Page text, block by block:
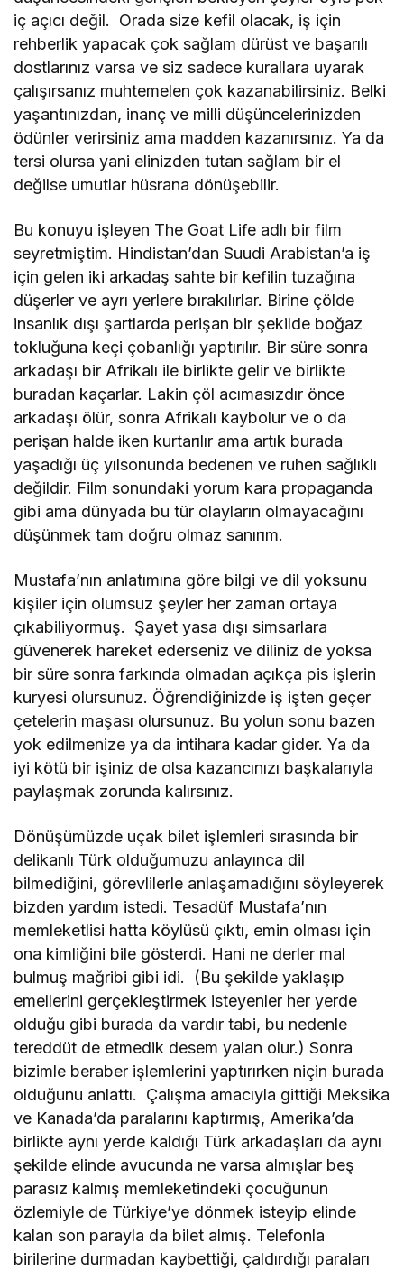
Ferhat Çetinoğlu
"Bir Gün, Bir Ömür: Emeklilikte Adalet"
iç açıcı değil. Orada size kefil olacak, iş için
rehberlik yapacak çok sağlam dürüst ve başarılı
dostlarınız varsa ve siz sadece kurallara uyarak
çalışırsanız muhtemelen çok kazanabilirsiniz. Belki
yaşantınızdan, inanç ve milli düşüncelerinizden
ödünler verirsiniz ama madden kazanırsınız. Ya da
tersi olursa yani elinizden tutan sağlam bir el
değilse umutlar hüsrana dönüşebilir.
Bu konuyu işleyen The Goat Life adlı bir film
seyretmiştim. Hindistan’dan Suudi Arabistan’a iş
için gelen iki arkadaş sahte bir kefilin tuzağına
düşerler ve ayrı yerlere bırakılırlar. Birine çölde
insanlık dışı şartlarda perişan bir şekilde boğaz
tokluğuna keçi çobanlığı yaptırılır. Bir süre sonra
arkadaşı bir Afrikalı ile birlikte gelir ve birlikte
buradan kaçarlar. Lakin çöl acımasızdır önce
arkadaşı ölür, sonra Afrikalı kaybolur ve o da
perişan halde iken kurtarılır ama artık burada
yaşadığı üç yılsonunda bedenen ve ruhen sağlıklı
değildir. Film sonundaki yorum kara propaganda
gibi ama dünyada bu tür olayların olmayacağını
düşünmek tam doğru olmaz sanırım.
Mustafa’nın anlatımına göre bilgi ve dil yoksunu
kişiler için olumsuz şeyler her zaman ortaya
çıkabiliyormuş. Şayet yasa dışı simsarlara
güvenerek hareket ederseniz ve diliniz de yoksa
bir süre sonra farkında olmadan açıkça pis işlerin
kuryesi olursunuz. Öğrendiğinizde iş işten geçer
çetelerin maşası olursunuz. Bu yolun sonu bazen
yok edilmenize ya da intihara kadar gider. Ya da
iyi kötü bir işiniz de olsa kazancınızı başkalarıyla
paylaşmak zorunda kalırsınız.
Dönüşümüzde uçak bilet işlemleri sırasında bir
delikanlı Türk olduğumuzu anlayınca dil
bilmediğini, görevlilerle anlaşamadığını söyleyerek
bizden yardım istedi. Tesadüf Mustafa’nın
memleketlisi hatta köylüsü çıktı, emin olması için
ona kimliğini bile gösterdi. Hani ne derler mal
bulmuş mağribi gibi idi. (Bu şekilde yaklaşıp
emellerini gerçekleştirmek isteyenler her yerde
olduğu gibi burada da vardır tabi, bu nedenle
tereddüt de etmedik desem yalan olur.) Sonra
bizimle beraber işlemlerini yaptırırken niçin burada
olduğunu anlattı. Çalışma amacıyla gittiği Meksika
ve Kanada’da paralarını kaptırmış, Amerika’da
birlikte aynı yerde kaldığı Türk arkadaşları da aynı
şekilde elinde avucunda ne varsa almışlar beş
parasız kalmış memleketindeki çocuğunun
özlemiyle de Türkiye’ye dönmek isteyip elinde
kalan son parayla da bilet almış. Telefonla
birilerine durmadan kaybettiği, çaldırdığı paraları